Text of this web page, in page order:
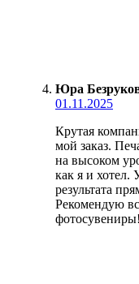
Юра
01.11.2025
Крутая
мой заказ.
на высоком
как я и хотел.
результата
Рекомендую
фотосувениры!